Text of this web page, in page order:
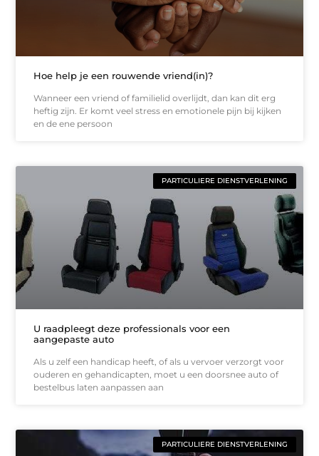
Hoe help je een rouwende vriend(in)?
Wanneer een vriend of familielid overlijdt, dan kan dit erg
heftig zijn. Er komt veel stress en emotionele pijn bij kijken
en de ene persoon
PARTICULIERE DIENSTVERLENING
U raadpleegt deze professionals voor een
aangepaste auto
Als u zelf een handicap heeft, of als u vervoer verzorgt voor
ouderen en gehandicapten, moet u een doorsnee auto of
bestelbus laten aanpassen aan
PARTICULIERE DIENSTVERLENING